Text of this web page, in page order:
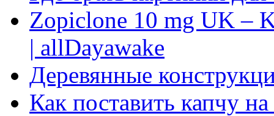
Zopiclone 10 mg UK –
| allDayawake
Деревянные
Как поставить капчу